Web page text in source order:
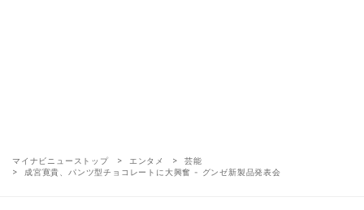
マイナビニューストップ エンタメ
芸能
成宮寛貴、パンツ型チョコレートに大興奮 - グンゼ新製品発表会